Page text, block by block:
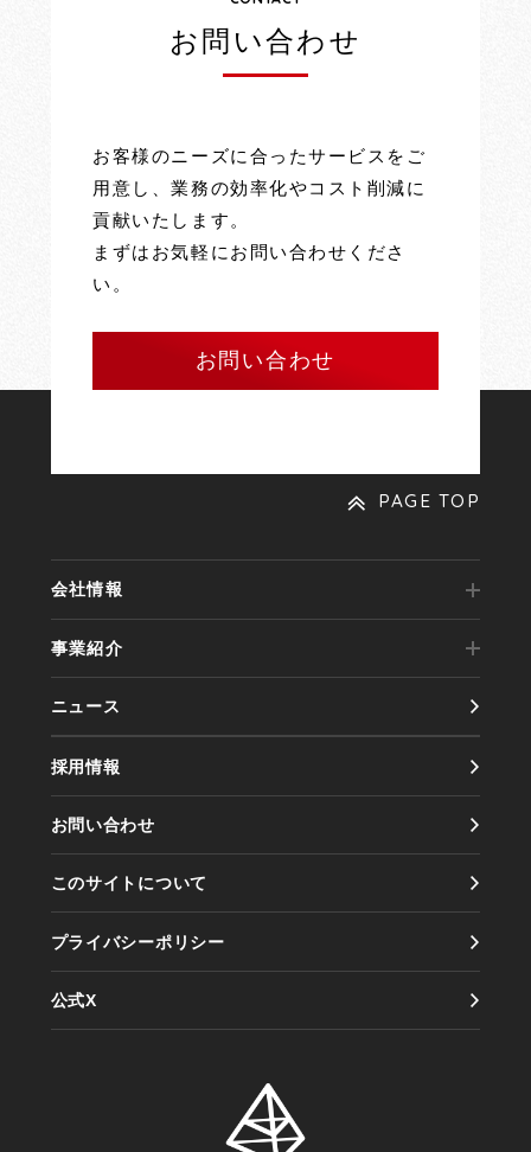
お問い合わせ
お客様のニーズに合ったサービスをご
用意し、業務の効率化やコスト削減に
貢献いたします。
まずはお気軽にお問い合わせくださ
い。
お問い合わせ
PAGE TOP
会社情報
代表メッセージ
会社概要
会社沿革
アクセス
情報セキュリティ方針
事業紹介
事業内容
実績紹介
製品紹介
ニュース
採用情報
お問い合わせ
このサイトについて
プライバシーポリシー
公式X